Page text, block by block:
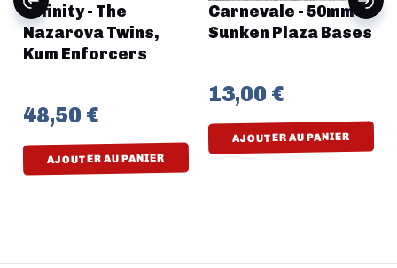
Infinity - The
Nazarova Twins,
Kum Enforcers
48,50 €
AJOUTER AU PANIER
Carnevale - 50mm
Sunken Plaza Bases
13,00 €
AJOUTER AU PANIER